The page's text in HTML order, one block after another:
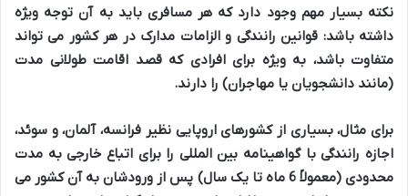
نکته بسیار مهم وجود دارد که هر مسافری باید به آن توجه ویژه
داشته باشد: قوانین رانندگی و الزامات مدارک در هر کشور می تواند
متفاوت باشد، به ویژه برای افرادی که قصد اقامت طولانی مدت
(مانند دانشجویان یا مهاجران) را دارند.
برای مثال، بسیاری از کشورهای اروپایی نظیر فرانسه، آلمان، و سوئد،
اجازه رانندگی با گواهینامه بین المللی را برای اتباع خارجی به مدت
محدودی (معمولاً 6 ماه تا یک سال) پس از ورودشان به آن کشور می